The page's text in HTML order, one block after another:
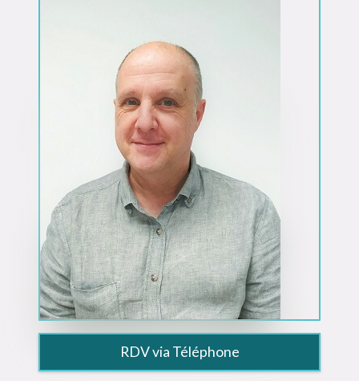
RDV via Téléphone